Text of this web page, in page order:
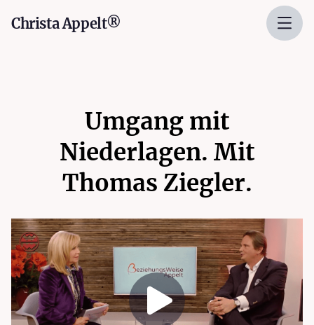
Christa Appelt®
Umgang mit
Niederlagen. Mit
Thomas Ziegler.